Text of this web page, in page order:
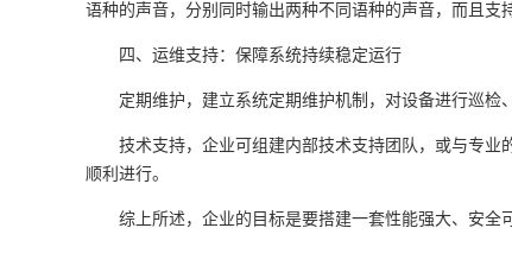
语种的声音，分别同时输出两种不同语种的声音，而且支
四、运维支持：保障系统持续稳定运行
定期维护，建立系统定期维护机制，对设备进行巡检
技术支持，企业可组建内部技术支持团队，或与专业
顺利进行。
综上所述，企业的目标是要搭建一套性能强大、安全